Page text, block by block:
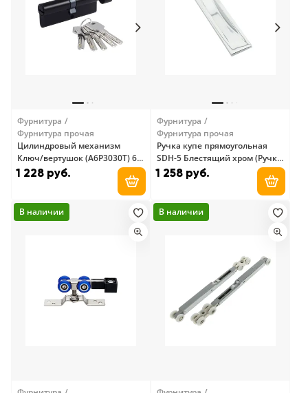
Фурнитура
Фурнитура прочая
Цилиндровый механизм
Ключ/вертушок (А6Р3030Т) 60
30/30 MB (матовый черный)
1 228 руб.
Добавить в корзину
Фурнитура
Фурнитура прочая
Ручка купе прямоугольная
SDH-5 Блестящий хром (Ручка
для раздвижных дверей
квадрат CP Arni)
1 258 руб.
В наличии В наличии